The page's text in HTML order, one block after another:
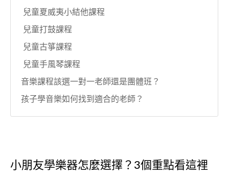
兒童夏威夷小結他課程
兒童打鼓課程
兒童古箏課程
兒童手風琴課程
音樂課程該選一對一老師還是團體班？
孩子學音樂如何找到適合的老師？
小朋友學樂器怎麼選擇？3個重點看這裡